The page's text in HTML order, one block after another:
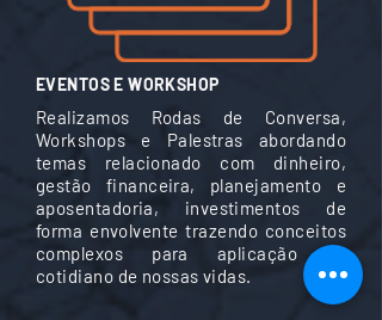
EVENTOS E WORKSHOP
Realizamos Rodas de Conversa,
Workshops e Palestras abordando
temas relacionado com dinheiro,
gestão financeira, planejamento e
aposentadoria, investimentos de
forma envolvente trazendo conceitos
complexos para aplicação no
cotidiano de nossas vidas.